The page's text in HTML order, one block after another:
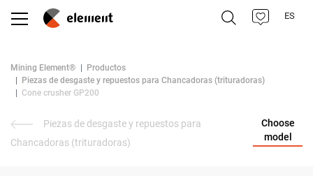
ES
Mining Element®
Productos
Piezas de desgaste y repuestos para Chancadoras (trituradoras)
Cone crusher GP200
Piezas de desgaste y repuestos para
Chancadoras (trituradoras)
Choose
model